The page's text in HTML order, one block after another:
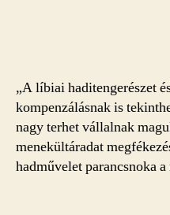
„A líbiai haditengerészet
kompenzálásnak is
nagy terhet vállalnak
menekültáradat
hadművelet parancsnoka